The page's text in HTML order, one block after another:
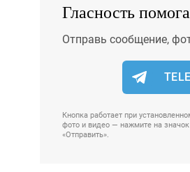
Гласность
Отправь сообщение,
Кнопка работает при
фото и видео — нажмите на
«Отправить».